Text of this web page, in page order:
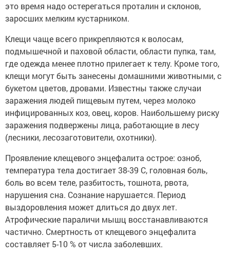
это время надо остерегаться проталин и склонов,
заросших мелким кустарником.
Клещи чаще всего прикрепляются к волосам,
подмышечной и паховой области, области пупка, там,
где одежда менее плотно прилегает к телу. Кроме того,
клещи могут быть занесены домашними животными, с
букетом цветов, дровами. Известны также случаи
заражения людей пищевым путем, через молоко
инфицированных коз, овец, коров. Наибольшему риску
заражения подвержены лица, работающие в лесу
(лесники, лесозаготовители, охотники).
Проявление клещевого энцефалита острое: озноб,
температура тела достигает 38-39 С, головная боль,
боль во всем теле, разбитость, тошнота, рвота,
нарушения сна. Сознание нарушается. Период
выздоровления может длиться до двух лет.
Атрофические параличи мышц восстанавливаются
частично. Смертность от клещевого энцефалита
составляет 5-10 % от числа заболевших.